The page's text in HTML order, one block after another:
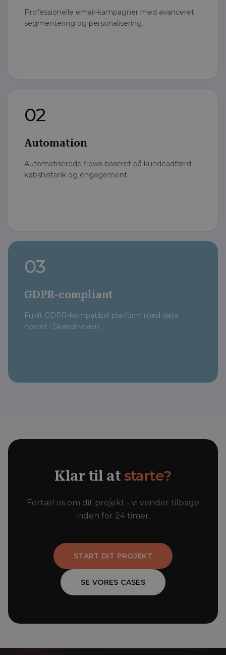
Professionelle email-kampagner med avanceret
segmentering og personalisering.
02
Automation
Automatiserede flows baseret på kundeadfærd,
købshistorik og engagement.
03
GDPR-compliant
Fuldt GDPR-kompatibel platform med data
hostet i Skandinavien.
Klar til at starte?
Fortæl os om dit projekt - vi vender tilbage
inden for 24 timer.
START DIT PROJEKT
SE VORES CASES